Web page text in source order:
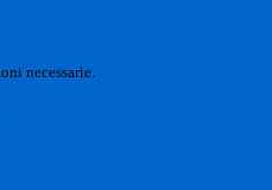
necessarie.